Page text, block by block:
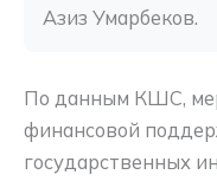
Азиз Умарбеков.
По данным КШС,
финансовой
государственных